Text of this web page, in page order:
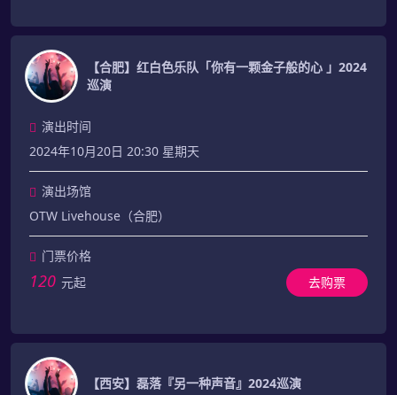
【合肥】红白色乐队「你有一颗金子般的心 」2024
巡演
演出时间
2024年10月20日 20:30 星期天
演出场馆
OTW Livehouse（合肥）
门票价格
120 元起 去购票
【西安】磊落『另一种声音』2024巡演